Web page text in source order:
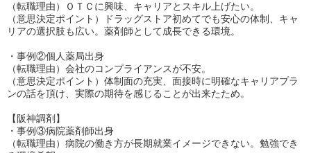
（転職理由）ＯＴＣに興味、キャリアとスキル上げたい。
（意思決定ポイント）ドラッグストア初めてでも安心の体制、キャ
リアの選択肢も広い。薬剤師として成⻑できる環境。
・事例②個人薬局出⾝
（転職理由）会社のコンプライアンスが不安。
（意思決定ポイント）体制⾯の充実、⾯接時に明確なキャリアプラ
ンの話を頂け、実際の期待を感じることが出来たため。
【阪神調剤】
・事例③病院薬剤師出身
（転職理由）病院の働き方が長期就業イメージできない。勉強でき